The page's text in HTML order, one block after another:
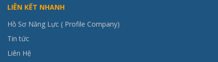
LIÊN KẾT NHANH
Hồ Sơ Năng Lực ( Profile Company)
Tin tức
Liên Hệ